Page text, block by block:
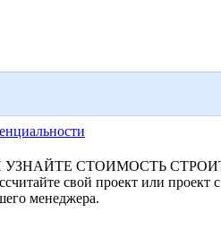
СТОИМОСТЬ
свой проект или проект с
менеджера.